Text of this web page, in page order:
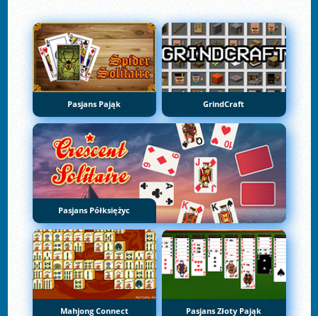
Pasjans Pająk GrindCraft
Pasjans Półksiężyc
Mahjong Connect Pasjans Złoty Pająk